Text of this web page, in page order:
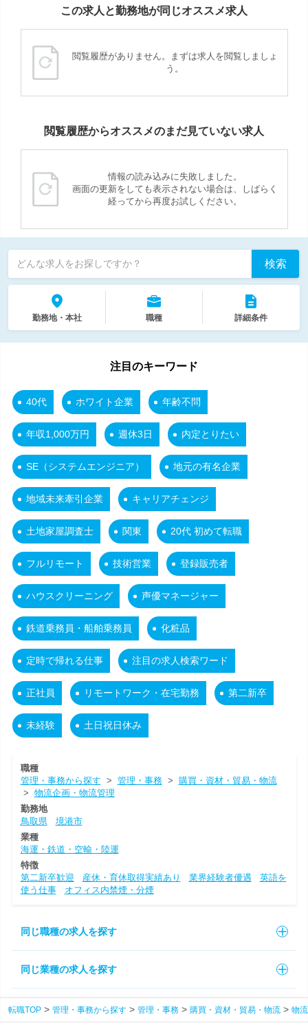
この求人と勤務地が同じオススメ求人
閲覧履歴がありません。まずは求人を閲覧しましょ
う。
閲覧履歴からオススメのまだ見ていない求人
情報の読み込みに失敗しました。
画面の更新をしても表示されない場合は、しばらく
経ってから再度お試しください。
どんな求人をお探しですか？ 検索
勤務地・本社 職種 詳細条件
注目のキーワード
40代 ホワイト企業 年齢不問
年収1,000万円 週休3日 内定とりたい
SE（システムエンジニア） 地元の有名企業
地域未来牽引企業 キャリアチェンジ
土地家屋調査士 関東 20代 初めて転職
フルリモート 技術営業 登録販売者
ハウスクリーニング 声優マネージャー
鉄道乗務員・船舶乗務員 化粧品
定時で帰れる仕事 注目の求人検索ワード
正社員 リモートワーク・在宅勤務 第二新卒
未経験 土日祝日休み
職種
管理・事務から探す > 管理・事務> 購買・資材・貿易・物流
> 物流企画・物流管理
勤務地
鳥取県
境港市
業種
海運・鉄道・空輸・陸運
特徴
第二新卒歓迎
産休・育休取得実績あり 業界経験者優遇
英語を
使う仕事
オフィス内禁煙・分煙
同じ職種の求人を探す
同じ業種の求人を探す
転職TOP 管理・事務から探す 管理・事務 購買・資材・貿易・物流 物